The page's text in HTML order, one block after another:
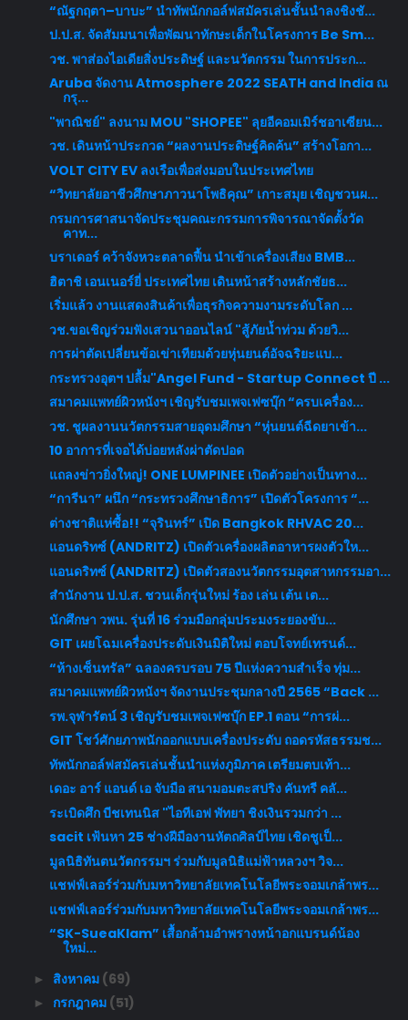
“ณัฐกฤตา–บาบะ” นำทัพนักกอล์ฟสมัครเล่นชั้นนำลงชิงชั...
ป.ป.ส. จัดสัมมนาเพื่อพัฒนาทักษะเด็กในโครงการ Be Sm...
วช. พาส่องไอเดียสิ่งประดิษฐ์ และนวัตกรรม ในการประก...
Aruba จัดงาน Atmosphere 2022 SEATH and India ณ
กรุ...
"พาณิชย์" ลงนาม MOU "SHOPEE" ลุยอีคอมเมิร์ชอาเซียน...
วช. เดินหน้าประกวด “ผลงานประดิษฐ์คิดค้น” สร้างโอกา...
VOLT CITY EV ลงเรือเพื่อส่งมอบในประเทศไทย
“วิทยาลัยอาชีวศึกษาภาวนาโพธิคุณ” เกาะสมุย เชิญชวนผ...
กรมการศาสนาจัดประชุมคณะกรรมการพิจารณาจัดตั้งวัด
คาท...
บราเดอร์ คว้าจังหวะตลาดฟื้น นำเข้าเครื่องเสียง BMB...
ฮิตาชิ เอนเนอร์ยี่ ประเทศไทย เดินหน้าสร้างหลักชัยธ...
เริ่มแล้ว งานแสดงสินค้าเพื่อธุรกิจความงามระดับโลก ...
วช.ขอเชิญร่วมฟังเสวนาออนไลน์ "สู้ภัยน้ำท่วม ด้วยวิ...
การผ่าตัดเปลี่ยนข้อเข่าเทียมด้วยหุ่นยนต์อัจฉริยะแบ...
กระทรวงอุตฯ ปลื้ม"Angel Fund - Startup Connect ปี ...
สมาคมแพทย์ผิวหนังฯ เชิญรับชมเพจเฟซบุ๊ก “ครบเครื่อง...
วช. ชูผลงานนวัตกรรมสายอุดมศึกษา “หุ่นยนต์ฉีดยาเข้า...
10 อาการที่เจอได้บ่อยหลังผ่าตัดปอด
แถลงข่าวยิ่งใหญ่! ONE LUMPINEE เปิดตัวอย่างเป็นทาง...
“การีนา” ผนึก “กระทรวงศึกษาธิการ” เปิดตัวโครงการ “...
ต่างชาติแห่ซื้อ!! “จุรินทร์” เปิด Bangkok RHVAC 20...
แอนดริทซ์ (ANDRITZ) เปิดตัวเครื่องผลิตอาหารผงตัวให...
แอนดริทซ์ (ANDRITZ) เปิดตัวสองนวัตกรรมอุตสาหกรรมอา...
สำนักงาน ป.ป.ส. ชวนเด็กรุ่นใหม่ ร้อง เล่น เต้น เต...
นักศึกษา วพน. รุ่นที่ 16 ร่วมมือกลุ่มประมงระยองขับ...
GIT เผยโฉมเครื่องประดับเงินมิติใหม่ ตอบโจทย์เทรนด์...
“ห้างเซ็นทรัล” ฉลองครบรอบ 75 ปีแห่งความสำเร็จ ทุ่ม...
สมาคมแพทย์ผิวหนังฯ จัดงานประชุมกลางปี 2565 “Back ...
รพ.จุฬารัตน์ 3 เชิญรับชมเพจเฟซบุ๊ก EP.1 ตอน “การผ่...
GIT โชว์ศักยภาพนักออกแบบเครื่องประดับ ถอดรหัสธรรมช...
ทัพนักกอล์ฟสมัครเล่นชั้นนำแห่งภูมิภาค เตรียมตบเท้า...
เดอะ อาร์ แอนด์ เอ จับมือ สนามอมตะสปริง คันทรี คลั...
ระเบิดศึก บีชเทนนิส "ไอทีเอฟ พัทยา ชิงเงินรวมกว่า ...
sacit เฟ้นหา 25 ช่างฝีมืองานหัตถศิลป์ไทย เชิดชูเป็...
มูลนิธิทันตนวัตกรรมฯ ร่วมกับมูลนิธิแม่ฟ้าหลวงฯ วิจ...
แชฟฟ์เลอร์ร่วมกับมหาวิทยาลัยเทคโนโลยีพระจอมเกล้าพร...
แชฟฟ์เลอร์ร่วมกับมหาวิทยาลัยเทคโนโลยีพระจอมเกล้าพร...
“SK-SueaKlam” เสื้อกล้ามอำพรางหน้าอกแบรนด์น้อง
ใหม่...
► สิงหาคม (69)
► กรกฎาคม (51)